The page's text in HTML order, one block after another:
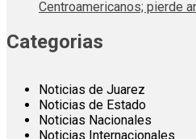
Centroamericanos; pierde
Categorias
Noticias de Juarez
Noticias de Estado
Noticias Nacionales
Noticias Internacionales